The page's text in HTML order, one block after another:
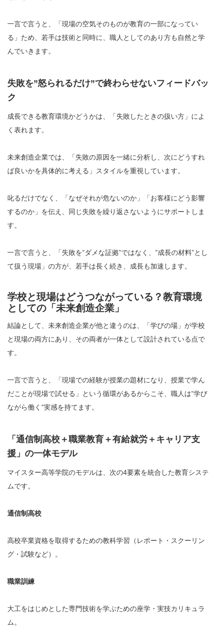
一言で言うと、「現場の空気そのものが教育の一部になってい
る」ため、若手は技術と同時に、職人としてのあり方も自然と学
んでいきます。
失敗を”怒られるだけ”で終わらせないフィードバッ
ク
成長できる教育環境かどうかは、「失敗したときの扱い方」によ
く表れます。
未来創造企業では、「失敗の原因を一緒に分析し、次にどうすれ
ば良いかを具体的に考える」スタイルを重視しています。
叱るだけでなく、「なぜそれが危ないのか」「お客様にどう影響
するのか」を伝え、同じ失敗を繰り返さないようにサポートしま
す。
一言で言うと、「失敗を”ダメな証拠”ではなく、”成長の材料”とし
て扱う現場」の方が、若手は長く続き、成長も加速します。
学校と現場はどうつながっている？教育環境
としての「未来創造企業」
結論として、未来創造企業が他と違うのは、「学びの場」が学校
と現場の両方にあり、その両者が一体として設計されている点で
す。
一言で言うと、「現場での経験が授業の題材になり、授業で学ん
だことが現場で試せる」という循環があるからこそ、職人は”学び
ながら働く”実感を持てます。
「通信制高校＋職業教育＋有給就労＋キャリア支
援」の一体モデル
マイスター高等学院のモデルは、次の4要素を統合した教育システ
ムです。
通信制高校
高校卒業資格を取得するための教科学習（レポート・スクーリン
グ・試験など）。
職業訓練
大工をはじめとした専門技術を学ぶための座学・実技カリキュラ
ム。